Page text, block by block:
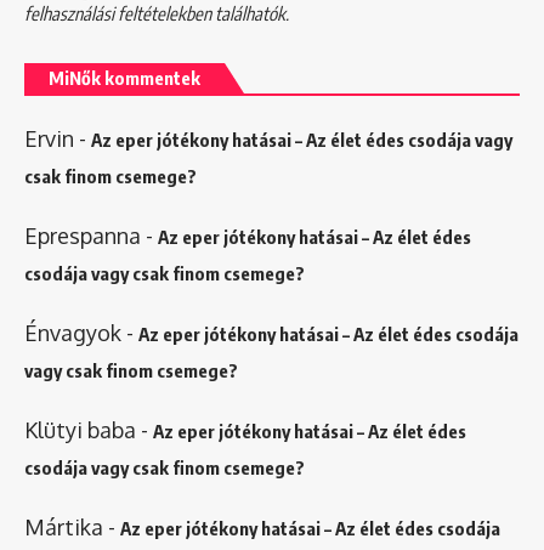
felhasználási feltételekbentalálhatók.
MiNők kommentek
Ervin - Az eper jótékony hatásai – Az élet édes csodája vagy
csak finom csemege?
Eprespanna - Az eper jótékony hatásai – Az élet édes
csodája vagy csak finom csemege?
Énvagyok - Az eper jótékony hatásai – Az élet édes csodája
vagy csak finom csemege?
Klütyi baba - Az eper jótékony hatásai – Az élet édes
csodája vagy csak finom csemege?
Mártika - Az eper jótékony hatásai – Az élet édes csodája